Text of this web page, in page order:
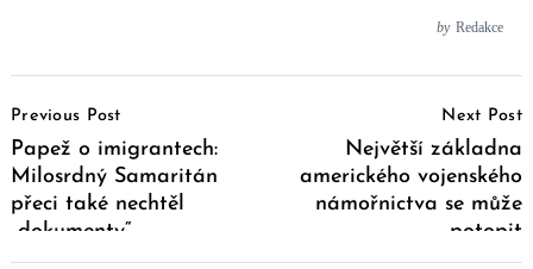
by Redakce
Navigation
Previous Post
Papež o imigrantech:
Milosrdný Samaritán
přeci také nechtěl
„dokumenty“
Next Post
Největší základna
amerického vojenského
námořnictva se může
potopit